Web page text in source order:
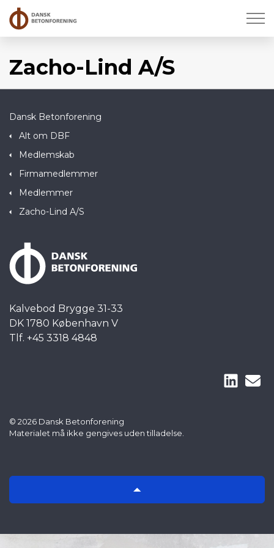
Zacho-Lind A/S
Dansk Betonforening
Alt om DBF
Medlemskab
Firmamedlemmer
Medlemmer
Zacho-Lind A/S
Kalvebod Brygge 31-33
DK 1780 København V
Tlf. +45 3318 4848
© 2026 Dansk Betonforening
Materialet må ikke gengives uden tilladelse.